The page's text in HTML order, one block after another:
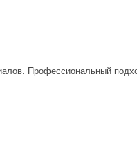
Профессиональный